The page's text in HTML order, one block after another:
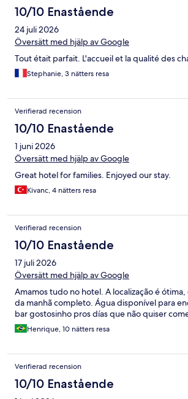
10/10 Enastående
24 juli 2026
Översätt med hjälp av Google
Tout était parfait. L'accueil et la qualité des
Stephanie, 3 nätters resa
Verifierad recension
10/10 Enastående
1 juni 2026
Översätt med hjälp av Google
Great hotel for families. Enjoyed our stay.
Kivanc, 4 nätters resa
Verifierad recension
10/10 Enastående
17 juli 2026
Översätt med hjälp av Google
Amamos tudo no hotel. A localização é
da manhã completo. Água disponível para
bar gostosinho pros días que não quiser
Henrique, 10 nätters resa
Verifierad recension
10/10 Enastående